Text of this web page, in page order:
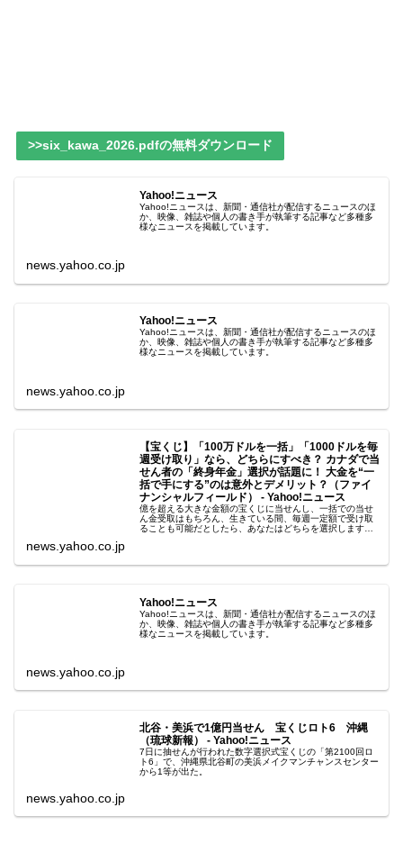
>>six_kawa_2026.pdfの無料ダウンロード
Yahoo!ニュース
Yahoo!ニュースは、新聞・通信社が配信するニュースのほ
か、映像、雑誌や個人の書き手が執筆する記事など多種多
様なニュースを掲載しています。
news.yahoo.co.jp
Yahoo!ニュース
Yahoo!ニュースは、新聞・通信社が配信するニュースのほ
か、映像、雑誌や個人の書き手が執筆する記事など多種多
様なニュースを掲載しています。
news.yahoo.co.jp
【宝くじ】「100万ドルを一括」「1000ドルを毎
週受け取り」なら、どちらにすべき？ カナダで当
せん者の「終身年金」選択が話題に！ 大金を“一
括で手にする”のは意外とデメリット？（ファイ
ナンシャルフィールド） - Yahoo!ニュース
億を超える大きな金額の宝くじに当せんし、一括での当せ
ん金受取はもちろん、生きている間、毎週一定額で受け取
ることも可能だとしたら、あなたはどちらを選択します
news.yahoo.co.jp
Yahoo!ニュース
Yahoo!ニュースは、新聞・通信社が配信するニュースのほ
か、映像、雑誌や個人の書き手が執筆する記事など多種多
様なニュースを掲載しています。
news.yahoo.co.jp
北谷・美浜で1億円当せん 宝くじロト6 沖縄
（琉球新報） - Yahoo!ニュース
7日に抽せんが行われた数字選択式宝くじの「第2100回ロ
ト6」で、沖縄県北谷町の美浜メイクマンチャンスセンター
から1等が出た。
news.yahoo.co.jp